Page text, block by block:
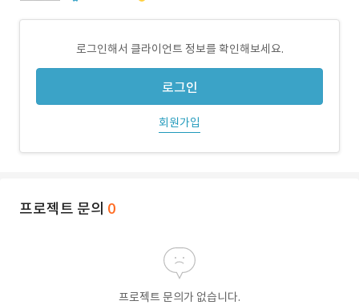
로그인해서 클라이언트 정보를 확인해보세요.
로그인
회원가입
프로젝트 문의 0
프로젝트 문의가 없습니다.